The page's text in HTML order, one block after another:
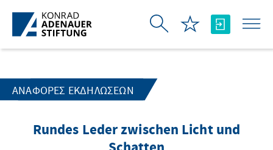
Skip to Main Content
ΑΝΑΦΟΡΈΣ ΕΚΔΗΛΏΣΕΩΝ
Rundes Leder zwischen Licht und